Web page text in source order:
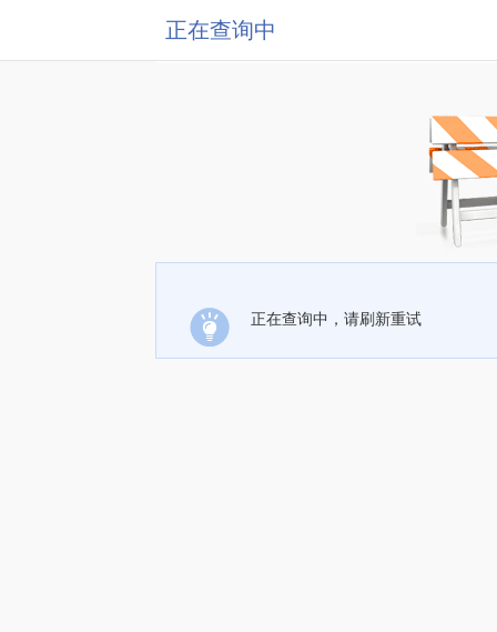
正在查询中
正在查询中，请刷新重试